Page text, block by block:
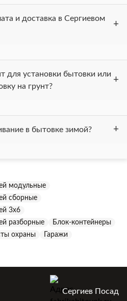
и доставка в Сергиевом
После того как деньги поступают
дня привозим бытовку вам
для установки бытовки или
на грунт?
Также можно установить бытовку
в бытовке зимой?
температуру до -15 С,
могут быть дополнительно
модульные
сборные
3х6
разборные
Блок-контейнеры
охраны Гаражи
Сергиев Посад